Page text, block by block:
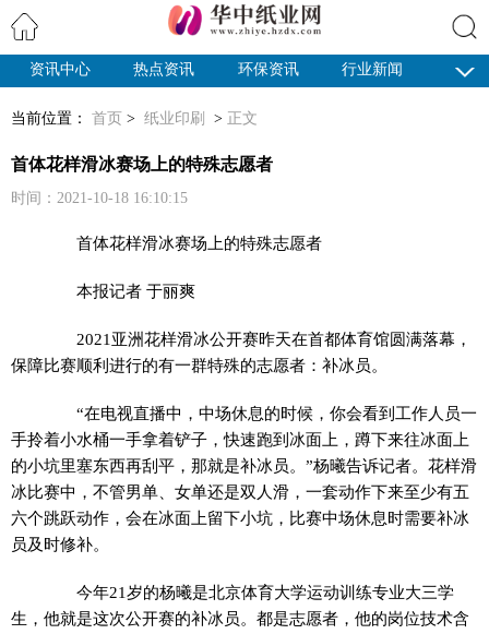
搜索
资讯中心 热点资讯 环保资讯
行业新闻
当前位置： 首页 > 纸业印刷 > 正文
首体花样滑冰赛场上的特殊志愿者
时间：2021-10-18 16:10:15
首体花样滑冰赛场上的特殊志愿者
本报记者 于丽爽
2021亚洲花样滑冰公开赛昨天在首都体育馆圆满落幕，
保障比赛顺利进行的有一群特殊的志愿者：补冰员。
“在电视直播中，中场休息的时候，你会看到工作人员一
手拎着小水桶一手拿着铲子，快速跑到冰面上，蹲下来往冰面上
的小坑里塞东西再刮平，那就是补冰员。”杨曦告诉记者。花样滑
冰比赛中，不管男单、女单还是双人滑，一套动作下来至少有五
六个跳跃动作，会在冰面上留下小坑，比赛中场休息时需要补冰
员及时修补。
今年21岁的杨曦是北京体育大学运动训练专业大三学
生，他就是这次公开赛的补冰员。都是志愿者，他的岗位技术含